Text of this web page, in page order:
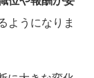
ようになりま